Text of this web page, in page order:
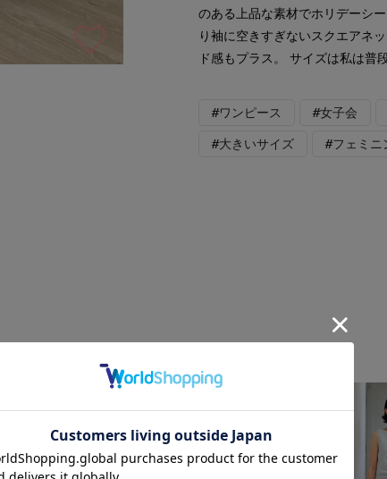
のある上品な素材でホリデーシ
り袖に空きすぎないスクエアネ
ド感もプラス。 サイズは私は普
#ワンピース #女子会
#大きいサイズ #フェミニ